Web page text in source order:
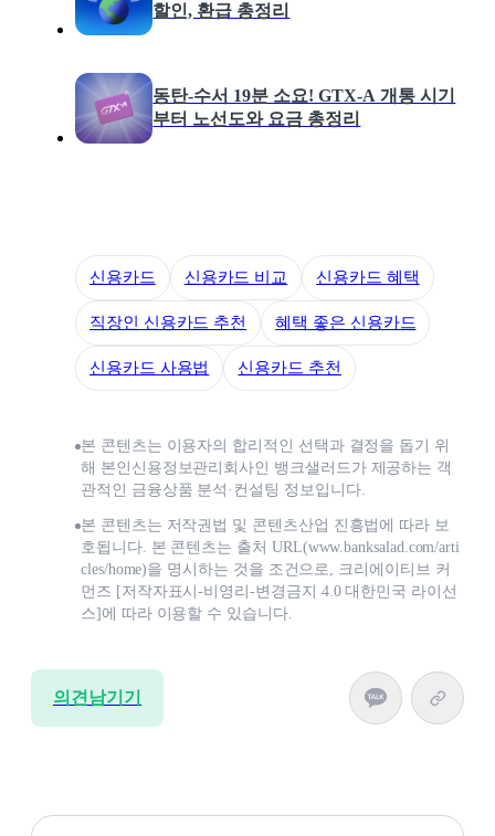
할인, 환급 총정리
동탄-수서 19분 소요! GTX-A 개통 시기
부터 노선도와 요금 총정리
신용카드 신용카드 비교 신용카드 혜택
직장인 신용카드 추천 혜택 좋은 신용카드
신용카드 사용법 신용카드 추천
본 콘텐츠는 이용자의 합리적인 선택과 결정을 돕기 위
해 본인신용정보관리회사인 뱅크샐러드가 제공하는 객
관적인 금융상품 분석·컨설팅 정보입니다.
본 콘텐츠는 저작권법 및 콘텐츠산업 진흥법에 따라 보
호됩니다. 본 콘텐츠는 출처 URL(www.banksalad.com/arti
cles/home)을 명시하는 것을 조건으로, 크리에이티브 커
먼즈 [저작자표시-비영리-변경금지 4.0 대한민국 라이선
스]에 따라 이용할 수 있습니다.
의견남기기